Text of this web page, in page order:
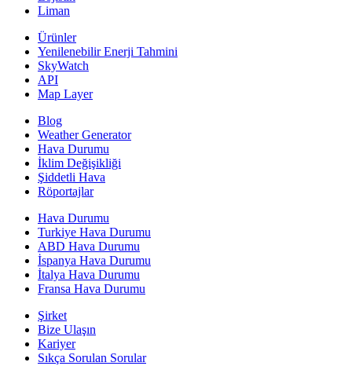
Liman
Ürünler
Yenilenebilir Enerji Tahmini
SkyWatch
API
Map Layer
Blog
Weather Generator
Hava Durumu
İklim Değişikliği
Şiddetli Hava
Röportajlar
Hava Durumu
Turkiye Hava Durumu
ABD Hava Durumu
İspanya Hava Durumu
İtalya Hava Durumu
Fransa Hava Durumu
Şirket
Bize Ulaşın
Kariyer
Sıkça Sorulan Sorular